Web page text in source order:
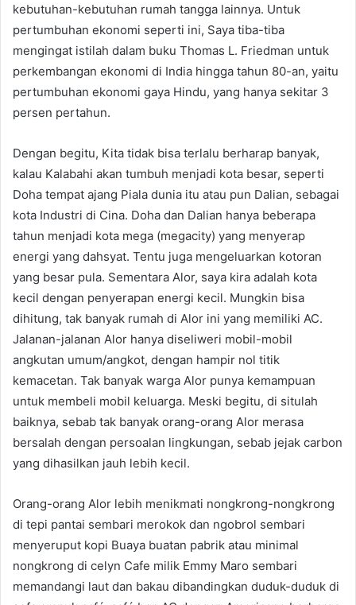
kebutuhan-kebutuhan rumah tangga lainnya. Untuk
pertumbuhan ekonomi seperti ini, Saya tiba-tiba
mengingat istilah dalam buku Thomas L. Friedman untuk
perkembangan ekonomi di India hingga tahun 80-an, yaitu
pertumbuhan ekonomi gaya Hindu, yang hanya sekitar 3
persen pertahun.
Dengan begitu, Kita tidak bisa terlalu berharap banyak,
kalau Kalabahi akan tumbuh menjadi kota besar, seperti
Doha tempat ajang Piala dunia itu atau pun Dalian, sebagai
kota Industri di Cina. Doha dan Dalian hanya beberapa
tahun menjadi kota mega (megacity) yang menyerap
energi yang dahsyat. Tentu juga mengeluarkan kotoran
yang besar pula. Sementara Alor, saya kira adalah kota
kecil dengan penyerapan energi kecil. Mungkin bisa
dihitung, tak banyak rumah di Alor ini yang memiliki AC.
Jalanan-jalanan Alor hanya diseliweri mobil-mobil
angkutan umum/angkot, dengan hampir nol titik
kemacetan. Tak banyak warga Alor punya kemampuan
untuk membeli mobil keluarga. Meski begitu, di situlah
baiknya, sebab tak banyak orang-orang Alor merasa
bersalah dengan persoalan lingkungan, sebab jejak carbon
yang dihasilkan jauh lebih kecil.
Orang-orang Alor lebih menikmati nongkrong-nongkrong
di tepi pantai sembari merokok dan ngobrol sembari
menyeruput kopi Buaya buatan pabrik atau minimal
nongkrong di celyn Cafe milik Emmy Maro sembari
memandangi laut dan bakau dibandingkan duduk-duduk di